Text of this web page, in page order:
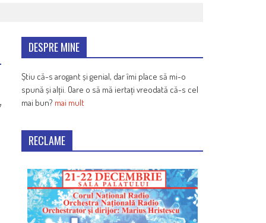
DESPRE MINE
Știu că-s arogant și genial, dar îmi place să mi-o
spună și alții. Oare o să mă iertați vreodată că-s cel
mai bun? mai mult
RECLAME